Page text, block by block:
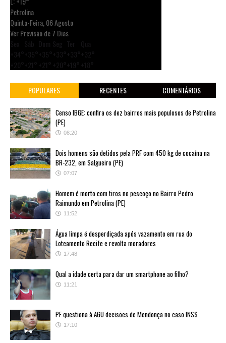
Petrolina
Quinta-Feira, 06 Agosto
Ver Previsão de 7 Dias
POPULARES RECENTES COMENTÁRIOS
Censo IBGE: confira os dez bairros mais populosos de Petrolina
(PE)
08:20
Dois homens são detidos pela PRF com 450 kg de cocaína na
BR-232, em Salgueiro (PE)
07:07
Homem é morto com tiros no pescoço no Bairro Pedro
Raimundo em Petrolina (PE)
11:52
Água limpa é desperdiçada após vazamento em rua do
Loteamento Recife e revolta moradores
17:48
Qual a idade certa para dar um smartphone ao filho?
11:21
PF questiona à AGU decisões de Mendonça no caso INSS
17:10